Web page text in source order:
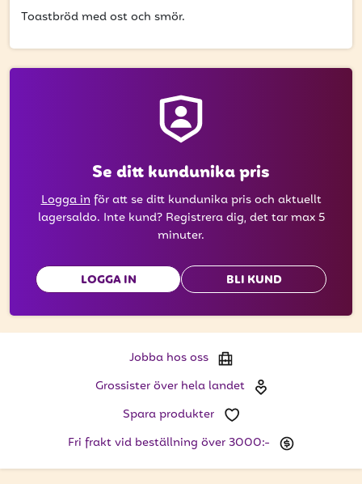
nyheter och erbjudanden.
PRENUMERERA
Toastbröd med ost och smör.
Se ditt kundunika pris
Logga inför att se ditt kundunika pris och aktuellt
lagersaldo. Inte kund? Registrera dig, det tar max 5
minuter.
LOGGA IN BLI KUND
Jobba hos oss
Grossister över hela landet
Spara produkter
Fri frakt vid beställning över 3000:-